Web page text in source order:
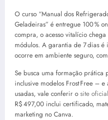
O curso “Manual dos
Geladeiras” é entregue 100 %
compra, o acesso vitalício
módulos. A garantia de 7 dias é
ocorre em ambiente seguro,
Se busca uma formação
inclusive modelos Frost Free –
usadas, vale conferir o site
R$ 497,00 inclui certificado,
marketing no Canva.